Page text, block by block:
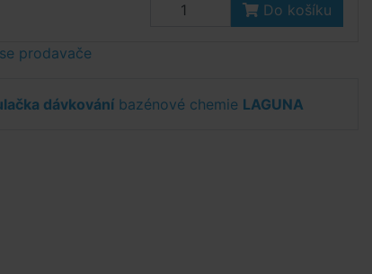
Do košíku
prodavače
dávkování bazénové chemie LAGUNA